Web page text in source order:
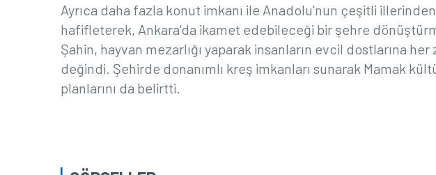
Ayrıca daha fazla konut imkanı ile Anadolu’nun çeşitli
hafifleterek, Ankara’da ikamet edebileceği bir şehre
Şahin, hayvan mezarlığı yaparak insanların evcil dostlarına
değindi. Şehirde donanımlı kreş imkanları sunarak Mamak
planlarını da belirtti.